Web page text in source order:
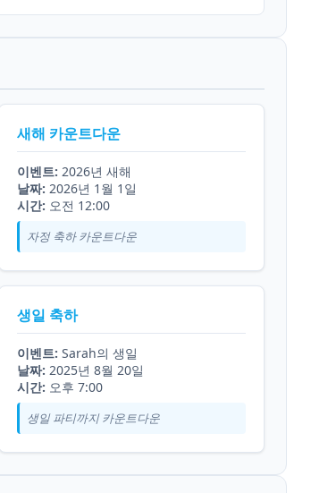
새해 카운트다운
이벤트: 2026년 새해
날짜: 2026년 1월 1일
시간: 오전 12:00
자정 축하 카운트다운
생일 축하
이벤트: Sarah의 생일
날짜: 2025년 8월 20일
시간: 오후 7:00
생일 파티까지 카운트다운